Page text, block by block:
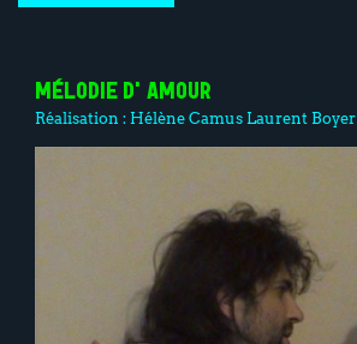
MÉLODIE D'AMOUR
Réalisation : Hélène Camus Laurent Boyer